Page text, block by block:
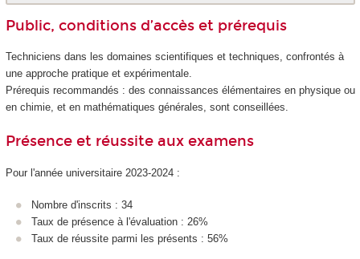
Public, conditions d’accès et prérequis
Techniciens dans les domaines scientifiques et techniques, confrontés à
une approche pratique et expérimentale.
Prérequis recommandés : des connaissances élémentaires en physique ou
en chimie, et en mathématiques générales, sont conseillées.
Présence et réussite aux examens
Pour l'année universitaire 2023-2024 :
Nombre d'inscrits : 34
Taux de présence à l'évaluation : 26%
Taux de réussite parmi les présents : 56%